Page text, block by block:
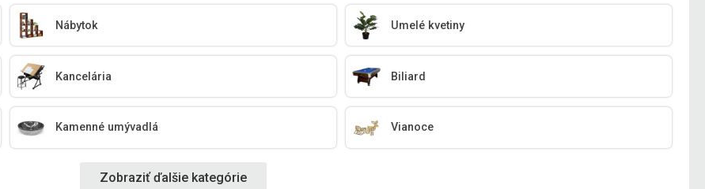
Nábytok Umelé kvetiny
Kancelária Biliard
Kamenné umývadlá Vianoce
Zobraziť ďalšie kategórie